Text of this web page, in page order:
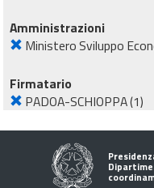
Amministrazioni
Ministero Sviluppo
Firmatario
PADOA-SCHIOPPA(1)